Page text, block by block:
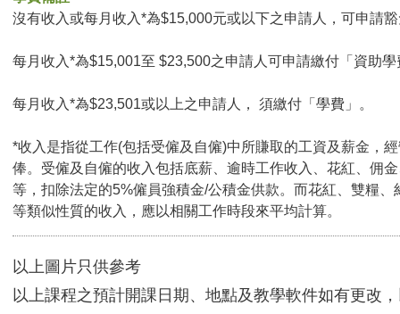
沒有收入或每月收入*為$15,000元或以下之申請人，可申請
每月收入*為$15,001至 $23,500之申請人可申請繳付「資助學
每月收入*為$23,501或以上之申請人， 須繳付「學費」。
*收入是指從工作(包括受僱及自僱)中所賺取的工資及薪金，
俸。受僱及自僱的收入包括底薪、逾時工作收入、花紅、佣
等，扣除法定的5%僱員強積金/公積金供款。而花紅、雙糧、
等類似性質的收入，應以相關工作時段來平均計算。
以上圖片只供參考
以上課程之預計開課日期、地點及教學軟件如有更改